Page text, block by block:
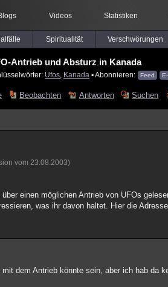
Videos Statistiken
Spiritualität Verschwörungen
Antrieb und Absturz in Kanada
Ufos Kanada ▪ Abonnieren: Feed
Beobachten Antworten Suchen
vom 23.08.2003)
einen möglichen Antrieb von UFOs
was ihr davon haltet. Hier die
dem Antrieb könnte sein, aber ich hab da